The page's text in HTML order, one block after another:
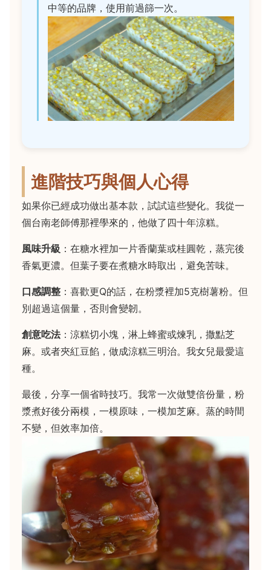
中等的品牌，使用前過篩一次。
進階技巧與個人心得
如果你已經成功做出基本款，試試這些變化。我從一
個台南老師傅那裡學來的，他做了四十年涼糕。
風味升級 ：在糖水裡加一片香蘭葉或桂圓乾，蒸完後
香氣更濃。但葉子要在煮糖水時取出，避免苦味。
口感調整 ：喜歡更Q的話，在粉漿裡加5克樹薯粉。但
別超過這個量，否則會變韌。
創意吃法：涼糕切小塊，淋上蜂蜜或煉乳，撒點芝
麻。或者夾紅豆餡，做成涼糕三明治。我女兒最愛這
種。
最後，分享一個省時技巧。我常一次做雙倍份量，粉
漿煮好後分兩模，一模原味，一模加芝麻。蒸的時間
不變，但效率加倍。